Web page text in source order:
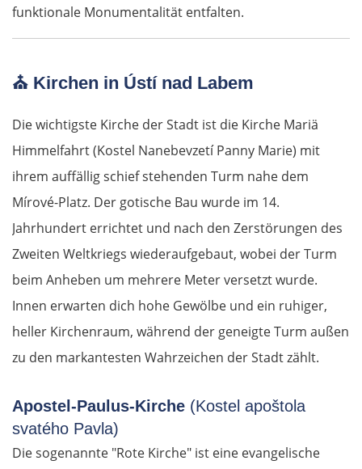
funktionale Monumentalität entfalten.
⛪ Kirchen in Ústí nad Labem
Die wichtigste Kirche der Stadt ist die Kirche Mariä
Himmelfahrt (Kostel Nanebevzetí Panny Marie) mit
ihrem auffällig schief stehenden Turm nahe dem
Mírové-Platz. Der gotische Bau wurde im 14.
Jahrhundert errichtet und nach den Zerstörungen des
Zweiten Weltkriegs wiederaufgebaut, wobei der Turm
beim Anheben um mehrere Meter versetzt wurde.
Innen erwarten dich hohe Gewölbe und ein ruhiger,
heller Kirchenraum, während der geneigte Turm außen
zu den markantesten Wahrzeichen der Stadt zählt.
Apostel-Paulus-Kirche (Kostel apoštola
svatého Pavla)
Die sogenannte "Rote Kirche" ist eine evangelische